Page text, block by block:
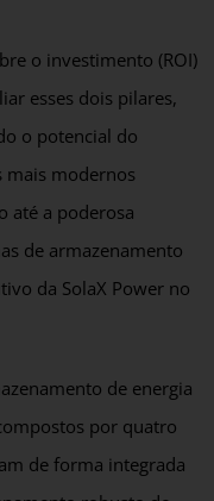
o investimento (ROI)
esses dois pilares,
o potencial do
mais modernos
até a poderosa
de armazenamento
da SolaX Power no
de energia
por quatro
de forma integrada